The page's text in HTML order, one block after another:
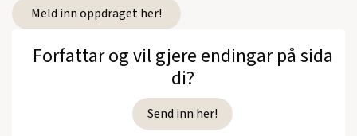
Meld inn oppdraget her!
Forfattar og vil gjere endingar på sida
di?
Send inn her!